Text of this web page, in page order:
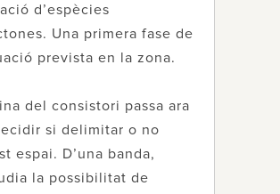
d’espècies
Una primera fase de
prevista en la zona.
del consistori passa ara
si delimitar o no
espai. D’una banda,
la possibilitat de